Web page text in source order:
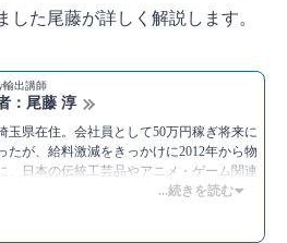
した尾藤が詳しく解説します。
輸出講師
：尾藤 淳
玉県在住。会社員として50万円稼ぎ将来に
たが、給料激減をきっかけに2012年から物
、日本の伝統工芸品やアニメ・ゲーム関連
人に販売する、ebay輸出が得意。ebayでの
...続きを読む